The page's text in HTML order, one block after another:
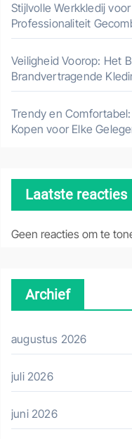
Stijlvolle Werkkledij
Professionaliteit
Veiligheid Voorop: Het
Brandvertragende
Trendy en
Kopen voor Elke
Laatste reacties
Geen reacties om te
Archief
augustus 2026
juli 2026
juni 2026